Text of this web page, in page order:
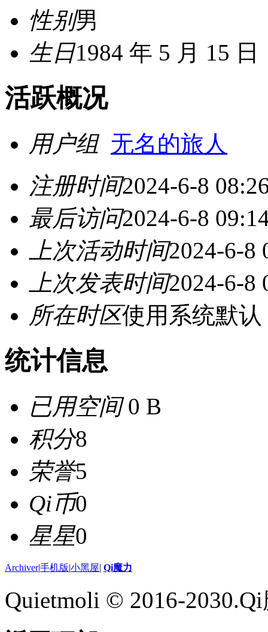
性别男
生日1984 年 5 月 15 日
活跃概况
用户组 无名的旅人
注册时间2024-6-8
最后访问2024-6-8
上次活动时间2024-6-8
上次发表时间2024-6-8
所在时区使用系统默认
统计信息
已用空间0 B
积分8
荣誉5
Qi币0
星星0
Archiver|手机版|小黑屋| Qi魔力
Quietmoli © 2016-